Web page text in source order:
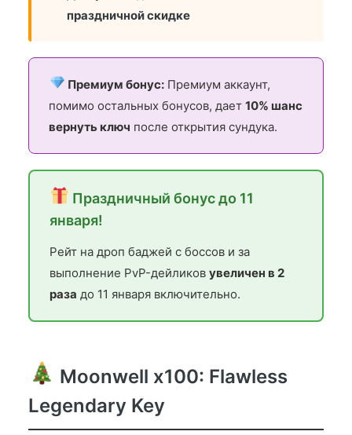
праздничной скидке
Премиум бонус: Премиум аккаунт,
помимо остальных бонусов, дает 10% шанс
вернуть ключ после открытия сундука.
Праздничный бонус до 11
января!
Рейт на дроп баджей с боссов и за
выполнение PvP-дейликов увеличен в 2
раза до 11 января включительно.
Moonwell x100: Flawless
Legendary Key